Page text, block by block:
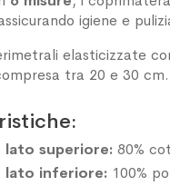
igiene e
elasticizzate
tra 20 e 30 cm.
lato superiore: 80%
lato inferiore: 100%